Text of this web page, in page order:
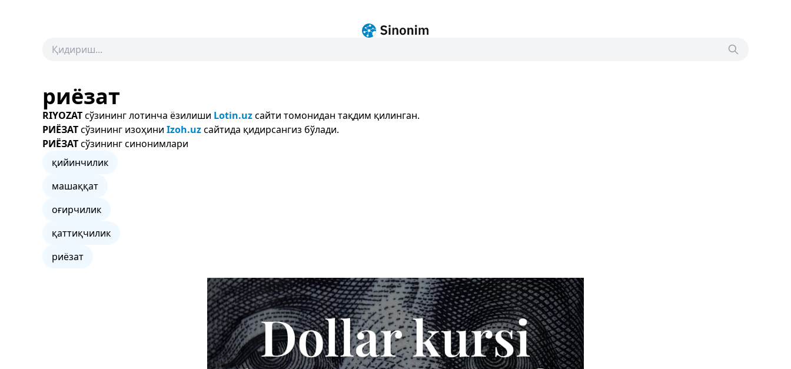
риёзат
RIYOZATсўзининг лотинча ёзилиши Lotin.uzсайти томонидан тақдим қилинган.
РИЁЗАТсўзининг изоҳини Izoh.uzсайтида қидирсангиз бўлади.
РИЁЗАТсўзининг синонимлари
қийинчилик
машаққат
оғирчилик
қаттиқчилик
риёзат